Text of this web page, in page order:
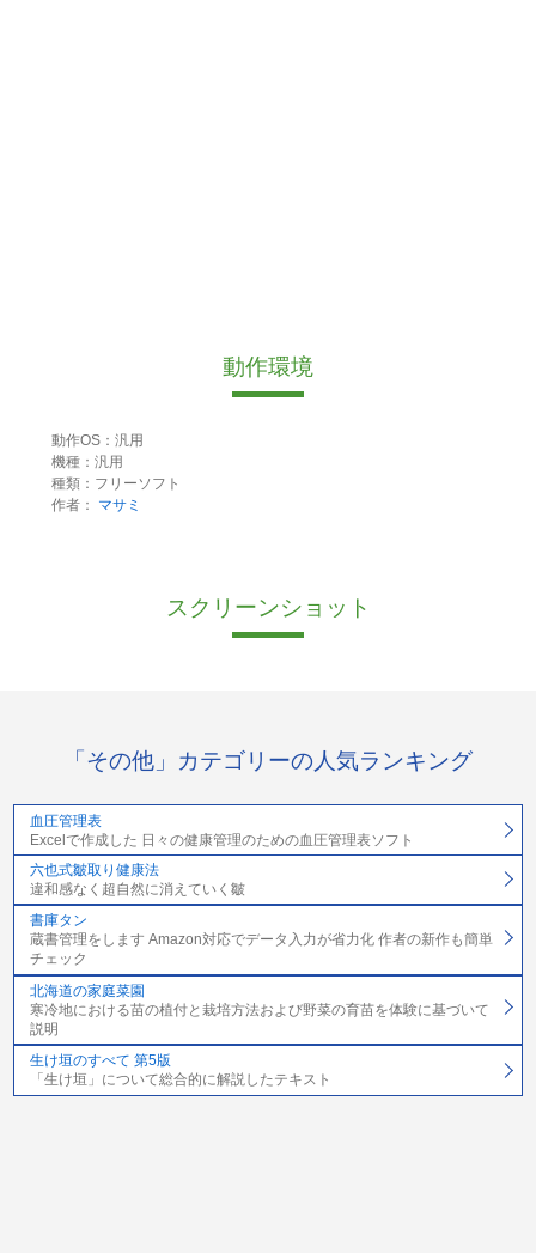
動作環境
動作OS：汎用
機種：汎用
種類：フリーソフト
作者：
マサミ
スクリーンショット
「その他」カテゴリーの人気ランキング
血圧管理表
Excelで作成した 日々の健康管理のための血圧管理表ソフト
六也式皺取り健康法
違和感なく超自然に消えていく皺
書庫タン
蔵書管理をします Amazon対応でデータ入力が省力化 作者の新作も簡単
チェック
北海道の家庭菜園
寒冷地における苗の植付と栽培方法および野菜の育苗を体験に基づいて
説明
生け垣のすべて 第5版
「生け垣」について総合的に解説したテキスト